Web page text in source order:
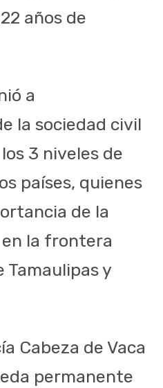
años de
a
la sociedad civil
3 niveles de
países, quienes
de la
la frontera
y
Cabeza de Vaca
permanente